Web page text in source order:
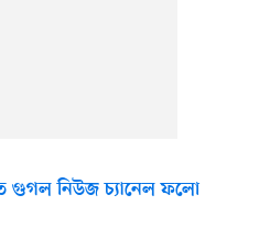
গুগল নিউজ চ্যানেল ফলো